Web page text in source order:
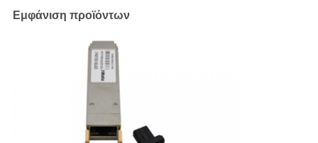
Εμφάνιση προϊόντων